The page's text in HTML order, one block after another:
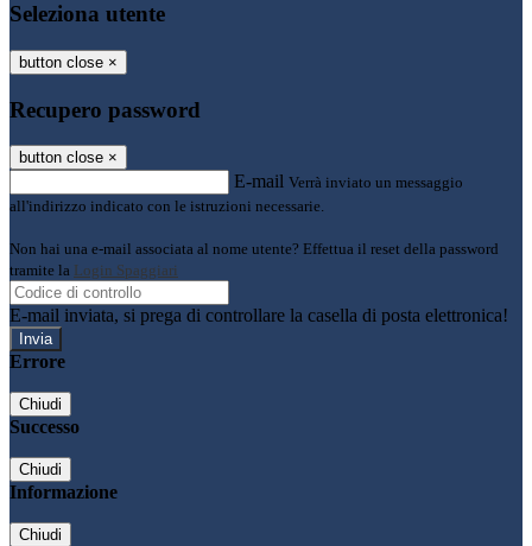
Seleziona utente
button close ×
Recupero password
button close ×
E-mail Verrà inviato un messaggio
all'indirizzo indicato con le istruzioni necessarie.
Non hai una e-mail associata al nome utente? Effettua il reset della password
tramite la Login Spaggiari
E-mail inviata, si prega di controllare la casella di posta elettronica!
Errore
Chiudi
Successo
Chiudi
Informazione
Chiudi